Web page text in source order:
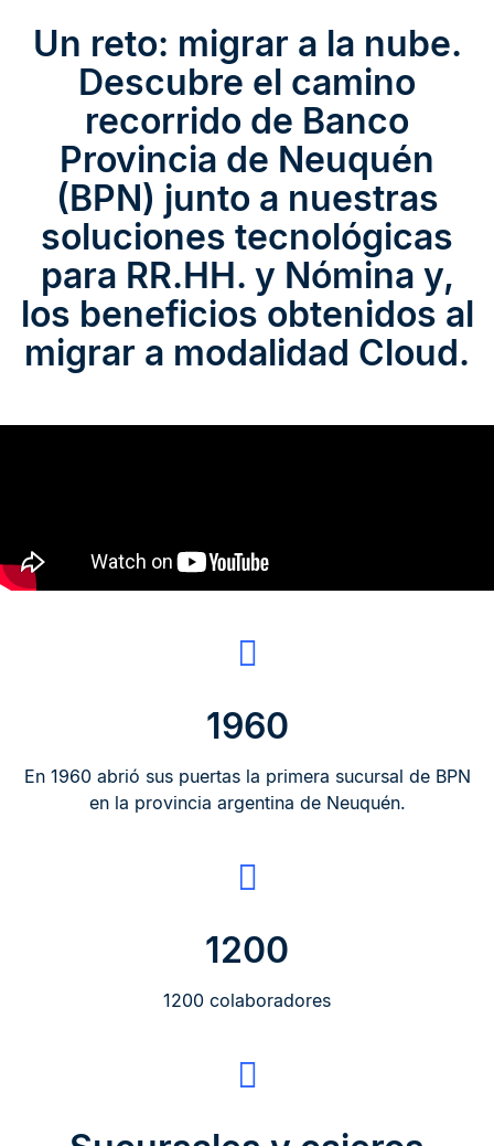
Un reto: migrar a la nube.
Descubre el camino
recorrido de Banco
Provincia de Neuquén
(BPN) junto a nuestras
soluciones tecnológicas
para RR.HH. y Nómina y,
los beneficios obtenidos al
migrar a modalidad Cloud.
1960
En 1960 abrió sus puertas la primera sucursal de BPN
en la provincia argentina de Neuquén.
1200
1200 colaboradores